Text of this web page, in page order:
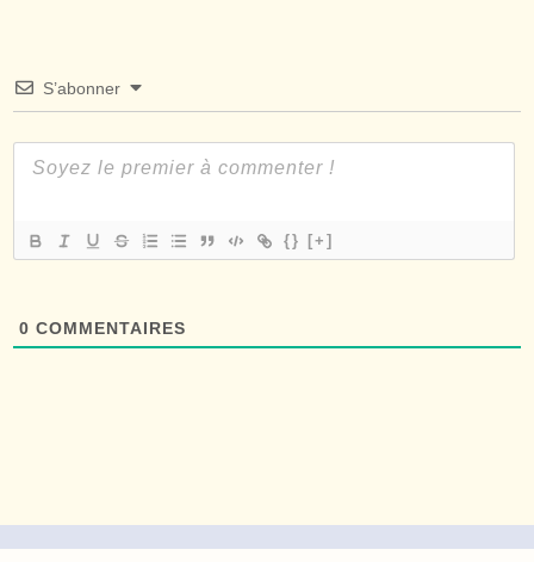
S’abonner
{} [+]
0 COMMENTAIRES